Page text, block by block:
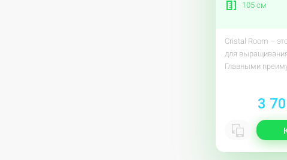
105 см
Cristal Room –
для
Главными
3